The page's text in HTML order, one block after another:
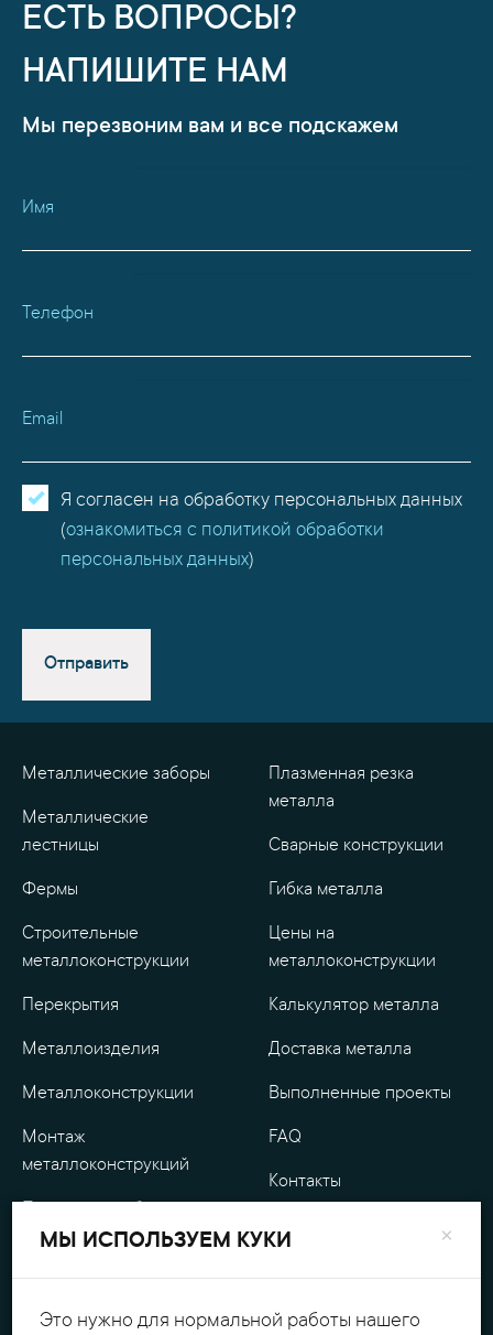
ЕСТЬ ВОПРОСЫ?
НАПИШИТЕ НАМ
Мы перезвоним вам и все подскажем
Имя
Телефон
Email
Я согласен на обработку персональных данных
(ознакомиться с политикой обработки
персональных данных)
Отправить
Металлические заборы
Металлические
лестницы
Фермы
Строительные
металлоконструкции
Перекрытия
Металлоизделия
Металлоконструкции
Монтаж
металлоконструкций
Уличные
металлоизделия
Обработка металла
Плазменная резка
металла
Сварные конструкции
Гибка металла
Цены на
металлоконструкции
Калькулятор металла
Доставка металла
Выполненные проекты
FAQ
Контакты
Оплата
×
МЫ ИСПОЛЬЗУЕМ КУКИ
Это нужно для нормальной работы нашего